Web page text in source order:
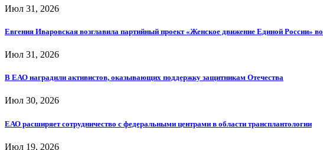
Июл 31, 2026
Евгения Иваровская возглавила партийный проект «Женское движение Единой России»
Июл 31, 2026
В ЕАО наградили активистов, оказывающих поддержку защитникам Отечества
Июл 30, 2026
ЕАО расширяет сотрудничество с федеральными центрами в области трансплантологии
Июл 19, 2026